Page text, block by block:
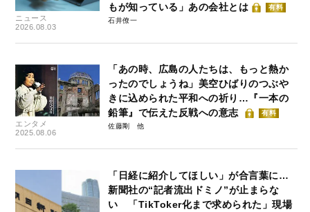
ニュース
2026.08.03
もが知っている」あの会社とは
有料
石井僚一
エンタメ
2025.08.06
「あの時、広島の人たちは、もっと熱か
ったのでしょうね」美空ひばりのつぶや
きに込められた平和への祈り…『一本の
鉛筆』で伝えた反戦への意志
有料
佐藤剛
「日経に紹介してほしい」が合言葉に…
新聞社の“記者流出ドミノ”が止まらな
い 「TikToker化まで求められた」現場